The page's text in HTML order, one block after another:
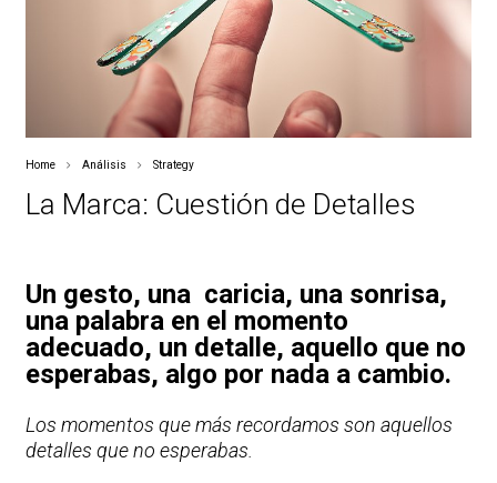
Home Análisis Strategy
La Marca: Cuestión de Detalles
Un gesto, una caricia, una sonrisa,
una palabra en el momento
adecuado, un detalle, aquello que no
esperabas, algo por nada a cambio.
Los momentos que más recordamos son aquellos
detalles que no esperabas.